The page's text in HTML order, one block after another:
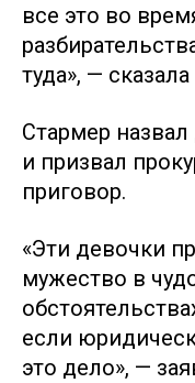
все это во
туда», — сказала
Стармер
и призвал
приговор.
«Эти девочки
мужество в
если
это дело», —